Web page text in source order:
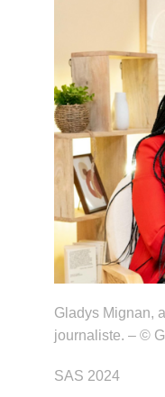
Gladys Mignan,
journaliste. – ©
SAS 2024